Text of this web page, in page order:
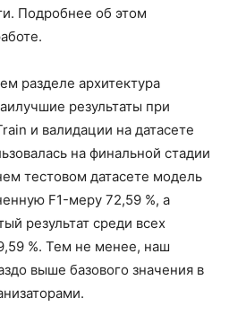
Подробнее об этом
разделе архитектура
результаты при
и валидации на датасете
на финальной стадии
тестовом датасете модель
F1-меру 72,59 %, а
результат среди всех
%. Тем не менее, наш
выше базового значения в